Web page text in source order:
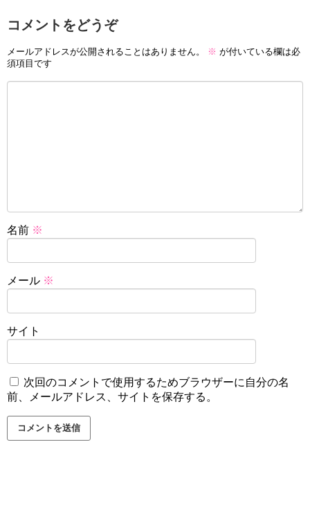
コメントをどうぞ
メールアドレスが公開されることはありません。 ※ が付いている欄は必
須項目です
名前 ※
メール ※
サイト
次回のコメントで使用するためブラウザーに自分の名
前、メールアドレス、サイトを保存する。